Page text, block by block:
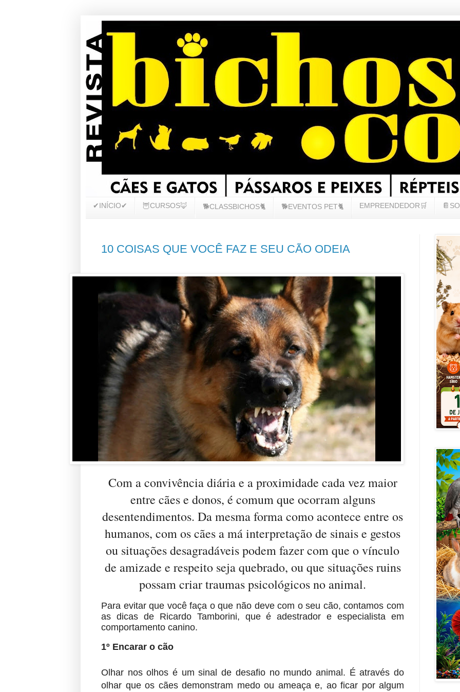
✔INÍCIO✔ 🦉CURSOS🦊 🐕CLASSBICHOS🐈 🐕EVENTOS PET🐈 EMPREENDEDOR🛒
10 COISAS QUE VOCÊ FAZ E SEU CÃO ODEIA
Com a convivência diária e a proximidade cada vez maior
entre cães e donos, é comum que ocorram alguns
desentendimentos. Da mesma forma como acontece entre os
humanos, com os cães a má interpretação de sinais e gestos
ou situações desagradáveis podem fazer com que o vínculo
de amizade e respeito seja quebrado, ou que situações ruins
possam criar traumas psicológicos no animal.
Para evitar que você faça o que não deve com o seu cão, contamos com
as dicas de Ricardo Tamborini, que é adestrador e especialista em
comportamento canino.
1º Encarar o cão
Olhar nos olhos é um sinal de desafio no mundo animal. É através do
olhar que os cães demonstram medo ou ameaça e, ao ficar por algum